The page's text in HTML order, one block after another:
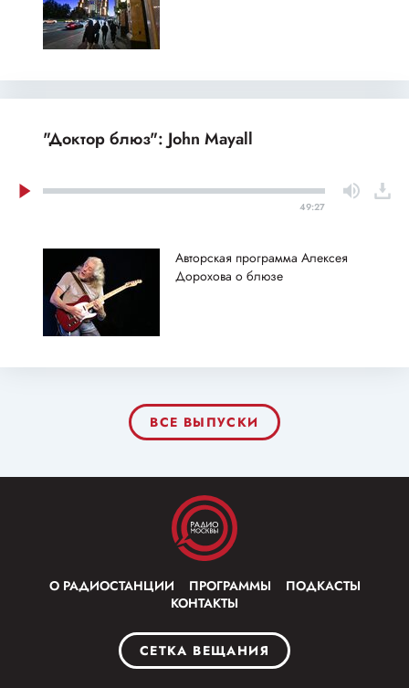
"Доктор блюз": John Mayall
49:27
Авторская программа Алексея
Дорохова о блюзе
ВСЕ ВЫПУСКИ
О РАДИОСТАНЦИИ ПРОГРАММЫ
ПОДКАСТЫ
КОНТАКТЫ
СЕТКА ВЕЩАНИЯ